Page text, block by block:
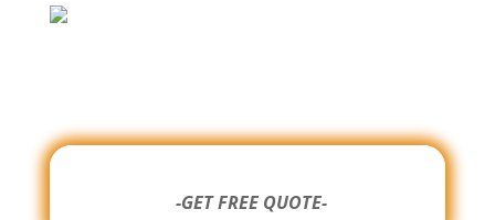
-GET FREE QUOTE-